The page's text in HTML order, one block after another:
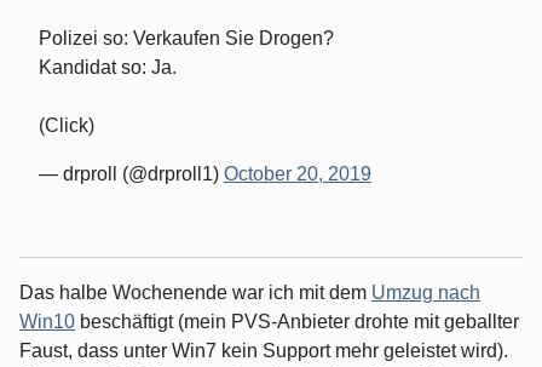
Polizei so: Verkaufen Sie Drogen?
Kandidat so: Ja.
(Click)
— drproll (@drproll1) October 20, 2019
Das halbe Wochenende war ich mit dem Umzug nach
Win10 beschäftigt (mein PVS-Anbieter drohte mit geballter
Faust, dass unter Win7 kein Support mehr geleistet wird).